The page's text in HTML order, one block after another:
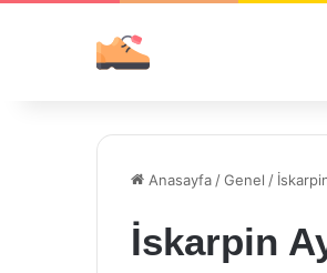
Anasayfa /Genel /
İskarpin